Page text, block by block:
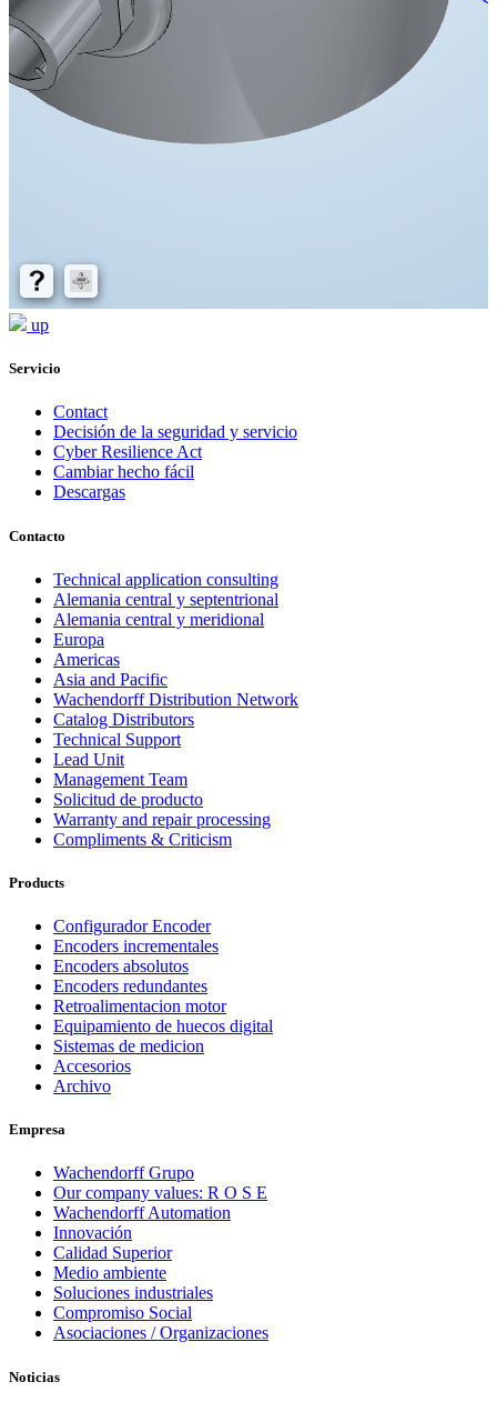
up
Servicio
Contact
Decisión de la seguridad y servicio
Cyber Resilience Act
Cambiar hecho fácil
Descargas
Contacto
Technical application consulting
Alemania central y septentrional
Alemania central y meridional
Europa
Americas
Asia and Pacific
Wachendorff Distribution Network
Catalog Distributors
Technical Support
Lead Unit
Management Team
Solicitud de producto
Warranty and repair processing
Compliments & Criticism
Products
Configurador Encoder
Encoders incrementales
Encoders absolutos
Encoders redundantes
Retroalimentacion motor
Equipamiento de huecos digital
Sistemas de medicion
Accesorios
Archivo
Empresa
Wachendorff Grupo
Our company values: R O S E
Wachendorff Automation
Innovación
Calidad Superior
Medio ambiente
Soluciones industriales
Compromiso Social
Asociaciones / Organizaciones
Noticias